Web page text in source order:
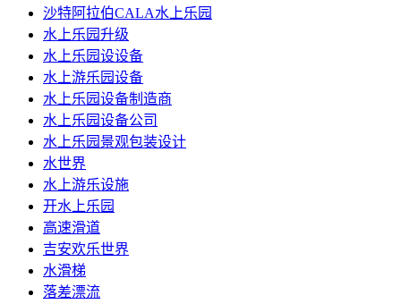
沙特阿拉伯CALA水上乐园
水上乐园升级
水上乐园设设备
水上游乐园设备
水上乐园设备制造商
水上乐园设备公司
水上乐园景观包装设计
水世界
水上游乐设施
开水上乐园
高速滑道
吉安欢乐世界
水滑梯
落差漂流